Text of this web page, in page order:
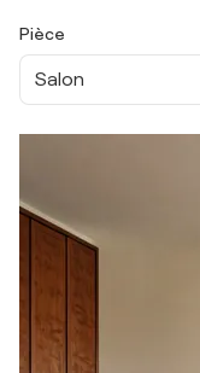
Pièce
Salon